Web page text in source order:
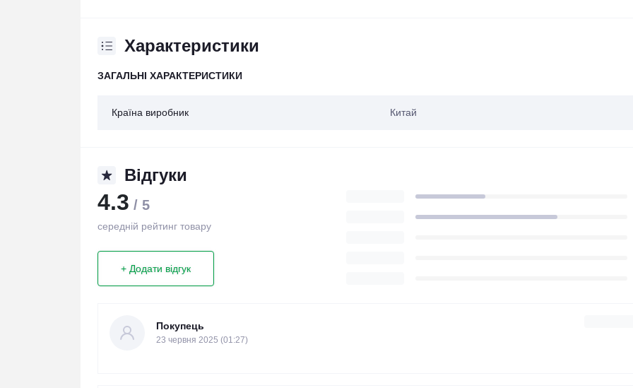
Характеристики
ЗАГАЛЬНІ ХАРАКТЕРИСТИКИ
Країна виробник Китай
Відгуки
4.3 / 5
середній рейтинг товару
+ Додати відгук
Покупець
23 червня 2025 (01:27)